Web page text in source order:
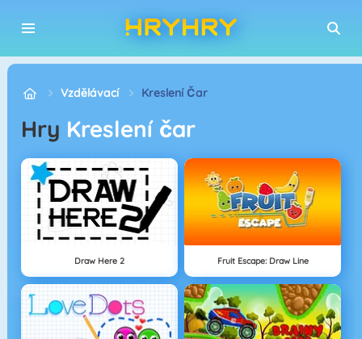
Vzdělávací Kreslení Čar
Hry Kreslení čar
Draw Here 2 Fruit Escape: Draw Line